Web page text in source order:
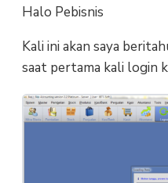
Halo Pebisnis
Kali ini akan saya
saat pertama kali login